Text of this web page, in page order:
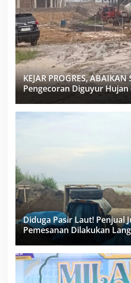
KEJAR PROGRES, ABAIKAN
Pengecoran Diguyur Hujan
Miliar Sukma Nias,
PPK Bungkam
Diduga Pasir Laut! Penjual
Pemesanan Dilakukan